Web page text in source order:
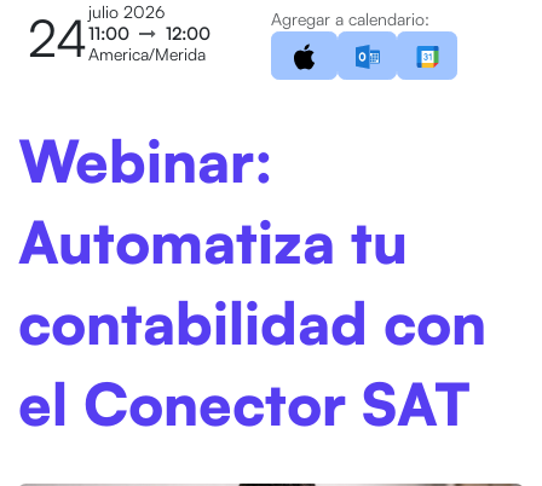
24julio 2026
11:00
12:00
America/Merida
Agregar a calendario:
Webinar:
Automatiza tu
contabilidad con
el Conector SAT